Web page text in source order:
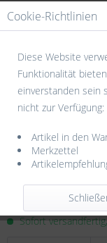
6,80 € *
zzgl.
Sofort
Cookie-Richtlinien
Diese Website
Funktionalität
einverstanden sein
nicht zur Verfügung:
Artikel in den
Merkzettel